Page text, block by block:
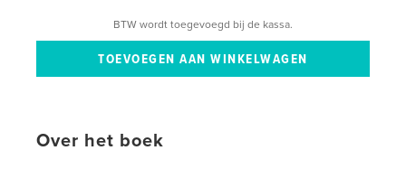
BTW wordt toegevoegd bij de kassa.
Over het boek